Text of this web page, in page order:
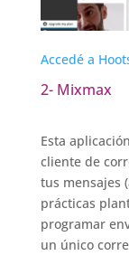
Accedé a
2- Mixmax
Esta
cliente de
tus mensajes
prácticas
programar
un único